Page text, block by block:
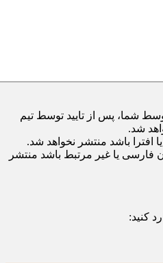
شما، پس از تایید توسط تیم
شد.
افترا باشد منتشر نخواهد شد.
فارسی یا غیر مرتبط باشد منتشر
کنید: